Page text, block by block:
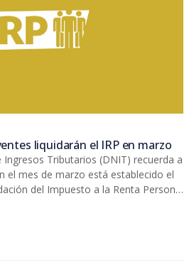
liquidarán el IRP en marzo
Tributarios (DNIT) recuerda a
el mes de marzo está establecido el
del Impuesto a la Renta Personal
fiscal 2024. Cerca de 300 mil
al calendario perpetuo de